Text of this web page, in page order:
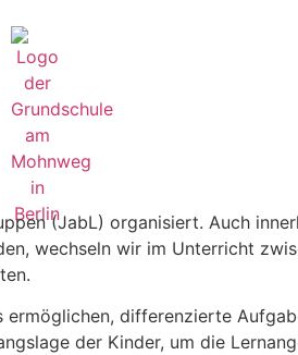
(JabL) organisiert. Auch
wechseln wir im Unterricht
differenzierte
der Kinder, um die